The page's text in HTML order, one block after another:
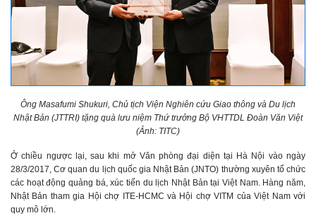
Ông Masafumi Shukuri, Chủ tịch Viện Nghiên cứu Giao thông và Du lịch
Nhật Bản (JTTRI) tặng quà lưu niệm Thứ trưởng Bộ VHTTDL Đoàn Văn Việt
(Ảnh: TITC)
Ở chiều ngược lại, sau khi mở Văn phòng đại diện tại Hà Nội vào ngày
28/3/2017, Cơ quan du lịch quốc gia Nhật Bản (JNTO) thường xuyên tổ chức
các hoạt động quảng bá, xúc tiến du lịch Nhật Bản tại Việt Nam. Hàng năm,
Nhật Bản tham gia Hội chợ ITE-HCMC và Hội chợ VITM của Việt Nam với
quy mô lớn.